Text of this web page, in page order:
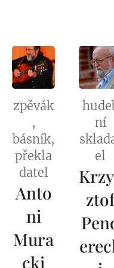
zpěvák
,
básník,
překla
datel
Anto
ni
Mura
cki
ní
el
ztof